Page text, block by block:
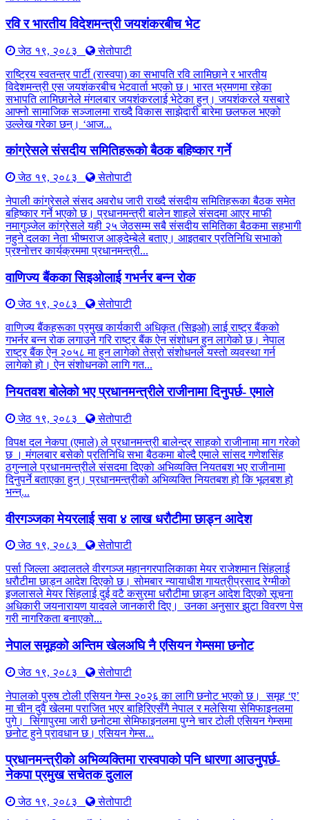
रवि र भारतीय विदेशमन्त्री जयशंकरबीच भेट
जेठ १९, २०८३
सेतोपाटी
राष्ट्रिय स्वतन्त्र पार्टी (रास्वपा) का सभापति रवि लामिछाने र भारतीय
विदेशमन्त्री एस जयशंकरबीच भेटवार्ता भएको छ। भारत भ्रमणमा रहेका
सभापति लामिछानेले मंगलबार जयशंकरलाई भेटेका हुन्। जयशंकरले यसबारे
आफ्नो सामाजिक सञ्जालमा राख्दै विकास साझेदारी बारेमा छलफल भएको
उल्लेख गरेका छन्। ‘आज...
कांग्रेसले संसदीय समितिहरूकाे बैठक बहिष्कार गर्ने
जेठ १९, २०८३
सेतोपाटी
नेपाली कांग्रेसले संसद अवरोध जारी राख्दै संसदीय समितिहरूका बैठक समेत
बहिष्कार गर्ने भएको छ। प्रधानमन्त्री बालेन शाहले संसदमा आएर माफी
नमागुञ्जेल कांग्रेसले यही २५ जेठसम्म सबै संसदीय समितिका बैठकमा सहभागी
नहुने दलका नेता भीष्मराज आङ्देम्बेले बताए। आइतबार प्रतिनिधि सभाको
प्रश्नोत्तर कार्यक्रममा प्रधानमन्त्री...
वाणिज्य बैंकका सिइओलाई गभर्नर बन्न रोक
जेठ १९, २०८३
सेतोपाटी
वाणिज्य बैंकहरूका प्रमुख कार्यकारी अधिकृत (सिइओ) लाई राष्ट्र बैंकको
गभर्नर बन्न रोक लगाउने गरि राष्ट्र बैंक ऐन संशोधन हुन लागेको छ। नेपाल
राष्ट्र बैंक ऐन २०५८ मा हुन लागेको तेस्रो संशोधनले यस्तो व्यवस्था गर्न
लागेको हो। ऐन संशोधनको लागि गत...
नियतवश बोलेको भए प्रधानमन्त्रीले राजीनामा दिनुपर्छ- एमाले
जेठ १९, २०८३
सेतोपाटी
विपक्ष दल नेकपा (एमाले) ले प्रधानमन्त्री बालेन्द्र साहको राजीनामा माग गरेको
छ । मंगलबार बसेको प्रतिनिधि सभा बैठकमा बोल्दै एमाले सांसद गणेशसिंह
ठगुन्नाले प्रधानमन्त्रीले संसदमा दिएको अभिव्यक्ति नियतबश भए राजीनामा
दिनुपर्ने बताएका हुन्। प्रधानमन्त्रीको अभिव्यक्ति नियतबश हो कि भूलबश हो
भन्न्...
वीरगञ्जका मेयरलाई सवा ४ लाख धरौटीमा छाड्न आदेश
जेठ १९, २०८३
सेतोपाटी
पर्सा जिल्ला अदालतले वीरगञ्ज महानगरपालिकाका मेयर राजेशमान सिंहलाई
धरौटीमा छाड्न आदेश दिएको छ। सोमबार न्यायाधीश गायत्रीप्रसाद रेग्मीको
इजलासले मेयर सिंहलाई दुई वटै कसुरमा धरौटीमा छाड्न आदेश दिएको सूचना
अधिकारी जयनारायण यादवले जानकारी दिए। उनका अनुसार झुटा विवरण पेस
गरी नागरिकता बनाएको...
नेपाल समूहको अन्तिम खेलअघि नै एसियन गेम्समा छनोट
जेठ १९, २०८३
सेतोपाटी
नेपालको पुरुष टोली एसियन गेम्स २०२६ का लागि छनोट भएको छ। समूह ‘ए’
मा चीन दुवै खेलमा पराजित भएर बाहिरिएसँगै नेपाल र मलेसिया सेमिफाइनलमा
पुगे। सिंगापुरमा जारी छनोटमा सेमिफाइनलमा पुग्ने चार टोली एसियन गेम्समा
छनोट हुने प्रावधान छ। एसियन गेम्स...
प्रधानमन्त्रीको अभिव्यक्तिमा रास्वपाको पनि धारणा आउनुपर्छ-
नेकपा प्रमुख सचेतक दुलाल
जेठ १९, २०८३
सेतोपाटी